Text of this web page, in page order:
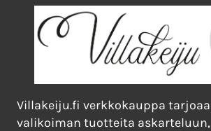
Villakeiju.fi verkkokauppa
valikoiman tuotteita